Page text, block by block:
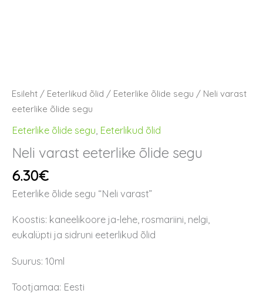
Esileht / Eeterlikud õlid / Eeterlike õlide segu / Neli varast
eeterlike õlide segu
Eeterlike õlide segu, Eeterlikud õlid
Neli varast eeterlike õlide segu
6.30€
Eeterlike õlide segu “Neli varast”
Koostis: kaneelikoore ja-lehe, rosmariini, nelgi,
eukalüpti ja sidruni eeterlikud õlid
Suurus: 10ml
Tootjamaa: Eesti